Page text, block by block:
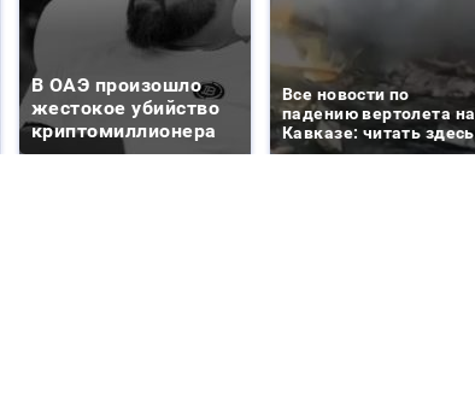
В ОАЭ произошло
жестокое убийство
криптомиллионера
Все новости по
падению вертолета на
Кавказе: читать здесь